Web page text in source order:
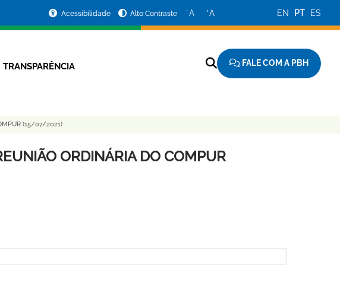
Acessibilidade Alto Contraste −A +A EN PT ES
TRANSPARÊNCIA FALE COM A PBH
(15/07/2021)
ORDINÁRIA DO COMPUR